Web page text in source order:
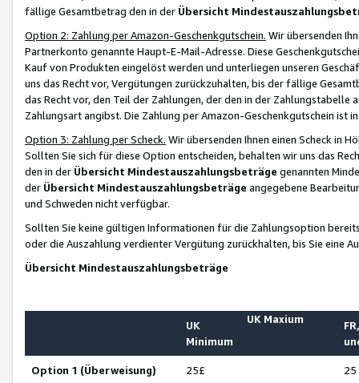
fällige Gesamtbetrag den in der Übersicht
Option 2: Zahlung per Amazon-Geschenkgutschein. Wir übersenden
Partnerkonto genannte Haupt-E-Mail-Adresse. Diese
Kauf von Produkten eingelöst werden und unterliegen unseren
uns das Recht vor, Vergütungen zurückzuhalten, bis der fällige
das Recht vor, den Teil der Zahlungen, der den in der
Zahlungsart angibst. Die Zahlung per Amazon-Geschenkgutschein ist
Option 3: Zahlung per Scheck. Wir übersenden Ihnen einen Scheck in
Sollten Sie sich für diese Option entscheiden, behalten wir uns das
den in der Übersicht Mindestauszahlungsbeträge genannten
der Übersicht Mindestauszahlungsbeträge angegebene
und Schweden nicht verfügbar.
Sollten Sie keine gültigen Informationen für die Zahlungsoption
oder die Auszahlung verdienter Vergütung zurückhalten, bis Sie
Übersicht Mindestauszahlungsbeträge
UK
Minimum
UK Maxium
Option 1 (Überweisung) 25£ 25